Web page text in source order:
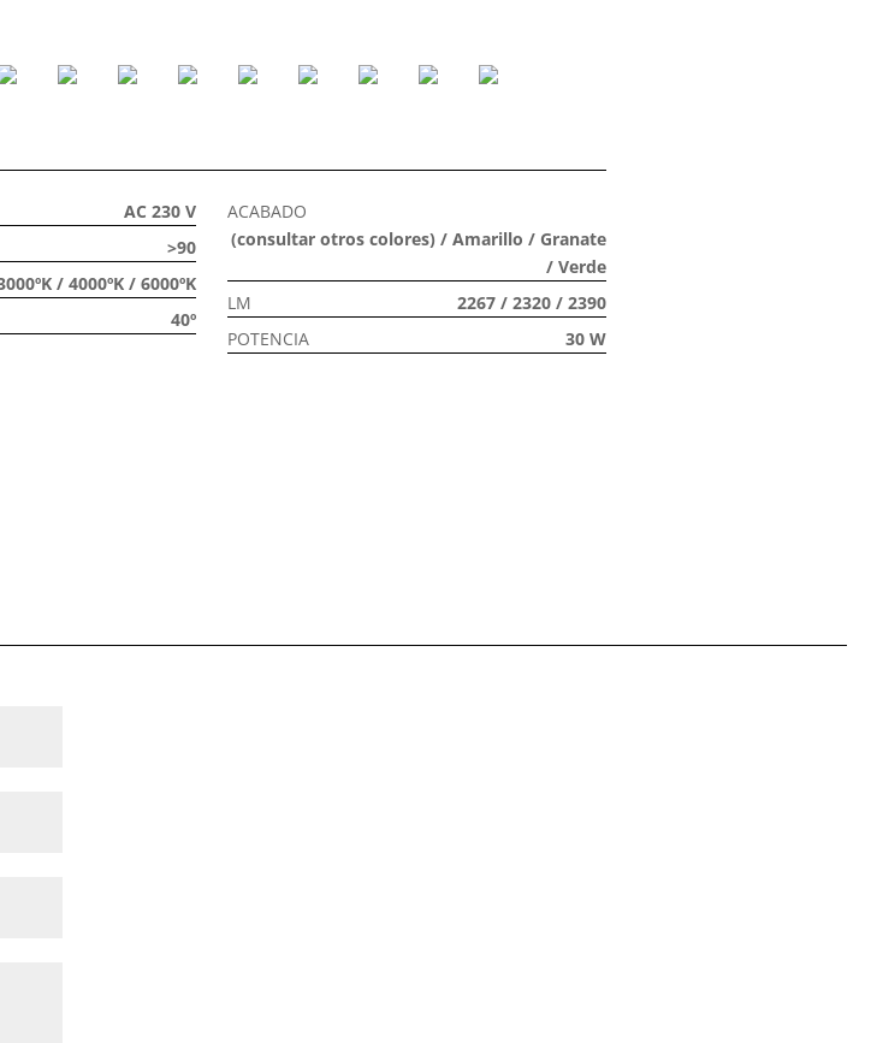
AC 230 V
>90
/ 4000ºK / 6000ºK
40º
ACABADO
(consultar otros colores) / Amarillo / Granate
/ Verde
LM
2267 / 2320 / 2390
POTENCIA
30 W